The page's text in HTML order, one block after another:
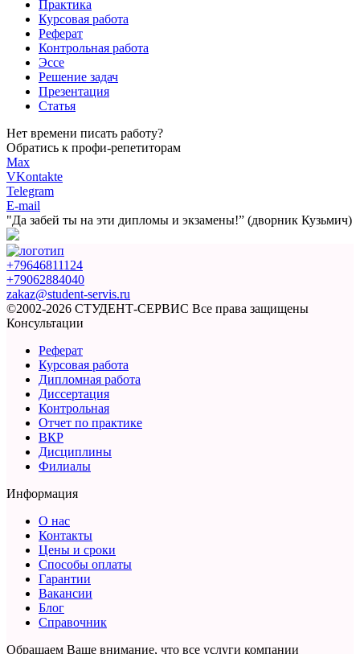
Практика
Курсовая работа
Реферат
Контрольная работа
Эссе
Решение задач
Презентация
Статья
Нет времени писать работу?
Обратись к профи-репетиторам
Max
VKontakte
Telegram
E-mail
"Да забей ты на эти дипломы и экзамены!” (дворник Кузьмич)
+79646811124
+79062884040
zakaz@student-servis.ru
©2002-2026 СТУДЕНТ-СЕРВИС Все права защищены
Консультации
Реферат
Курсовая работа
Дипломная работа
Диссертация
Контрольная
Отчет по практике
ВКР
Дисциплины
Филиалы
Информация
О нас
Контакты
Цены и сроки
Способы оплаты
Гарантии
Вакансии
Блог
Справочник
Обращаем Ваше внимание, что все услуги компании